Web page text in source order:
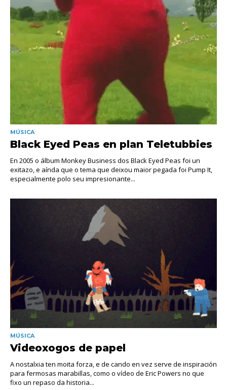
MÚSICA
Black Eyed Peas en plan Teletubbies
En 2005 o álbum Monkey Business dos Black Eyed Peas foi un
exitazo, e aínda que o tema que deixou maior pegada foi Pump It,
especialmente polo seu impresionante...
MÚSICA
Videoxogos de papel
A nostalxia ten moita forza, e de cando en vez serve de inspiración
para fermosas marabillas, como o vídeo de Eric Powers no que
fixo un repaso da historia...